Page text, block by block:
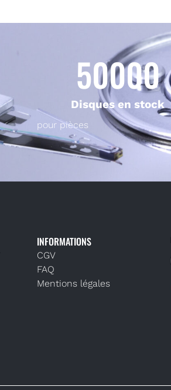
Disques en stock
50000
pour pièces
INFORMATIONS
CGV
FAQ
Mentions légales